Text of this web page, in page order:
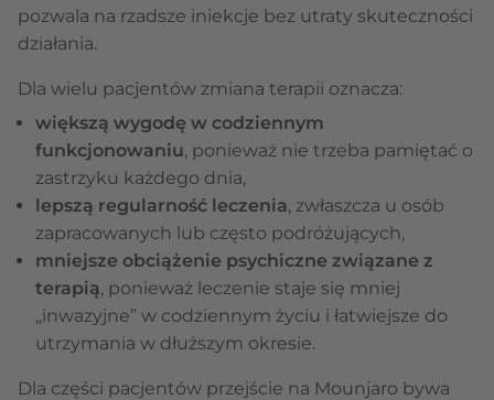
pozwala na rzadsze iniekcje bez utraty skuteczności
działania.
Dla wielu pacjentów zmiana terapii oznacza:
większą wygodę w codziennym
funkcjonowaniu, ponieważ nie trzeba pamiętać o
zastrzyku każdego dnia,
lepszą regularność leczenia, zwłaszcza u osób
zapracowanych lub często podróżujących,
mniejsze obciążenie psychiczne związane z
terapią, ponieważ leczenie staje się mniej
„inwazyjne” w codziennym życiu i łatwiejsze do
utrzymania w dłuższym okresie.
Dla części pacjentów przejście na Mounjaro bywa